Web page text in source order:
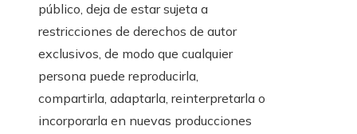
público, deja de estar sujeta a
restricciones de derechos de autor
exclusivos, de modo que cualquier
persona puede reproducirla,
compartirla, adaptarla, reinterpretarla o
incorporarla en nuevas producciones